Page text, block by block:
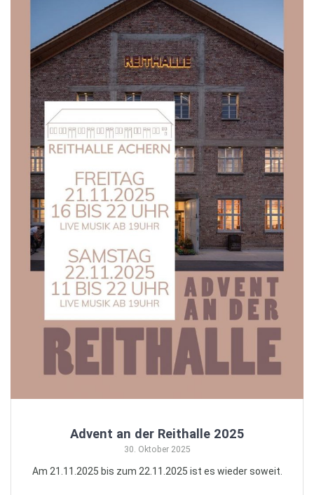
Advent an der Reithalle 2025
30. Oktober 2025
Am 21.11.2025 bis zum 22.11.2025 ist es wieder soweit.